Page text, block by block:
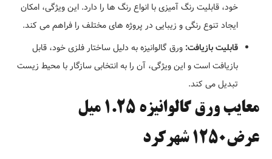
خود، قابلیت رنگ آمیزی با انواع رنگ ها را دارد. این ویژگی، امکان
ایجاد تنوع رنگی و زیبایی در پروژه های مختلف را فراهم می کند.
قابلیت بازیافت: ورق گالوانیزه به دلیل ساختار فلزی خود، قابل
بازیافت است و این ویژگی، آن را به انتخابی سازگار با محیط زیست
تبدیل می کند.
معایب ورق گالوانیزه 1.25 میل
عرض1250 شهرکرد